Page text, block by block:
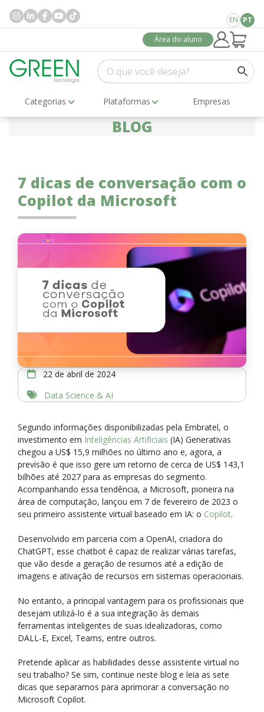
EN PT
Área do aluno
Categorias Plataformas Empresas
BLOG
7 dicas de conversação com o
Copilot da Microsoft
22 de abril de 2024
Data Science & AI
Segundo informações disponibilizadas pela Embratel, o
investimento em Inteligências Artificiais (IA) Generativas
chegou a US$ 15,9 milhões no último ano e, agora, a
previsão é que isso gere um retorno de cerca de US$ 143,1
bilhões até 2027 para as empresas do segmento.
Acompanhando essa tendência, a Microsoft, pioneira na
área de computação, lançou em 7 de fevereiro de 2023 o
seu primeiro assistente virtual baseado em IA: o Copilot.
Desenvolvido em parceria com a OpenAI, criadora do
ChatGPT, esse chatbot é capaz de realizar várias tarefas,
que vão desde a geração de resumos até a edição de
imagens e ativação de recursos em sistemas operacionais.
No entanto, a principal vantagem para os profissionais que
desejam utilizá-lo é a sua integração às demais
ferramentas inteligentes de suas idealizadoras, como
DALL-E, Excel, Teams, entre outros.
Pretende aplicar as habilidades desse assistente virtual no
seu trabalho? Se sim, continue neste blog e leia as sete
dicas que separamos para aprimorar a conversação no
Microsoft Copilot.